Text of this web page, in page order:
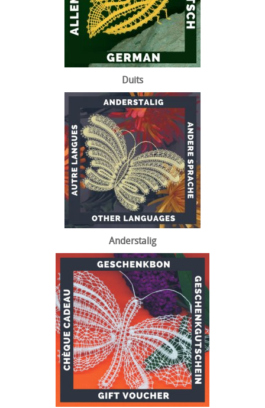
Duits
Anderstalig